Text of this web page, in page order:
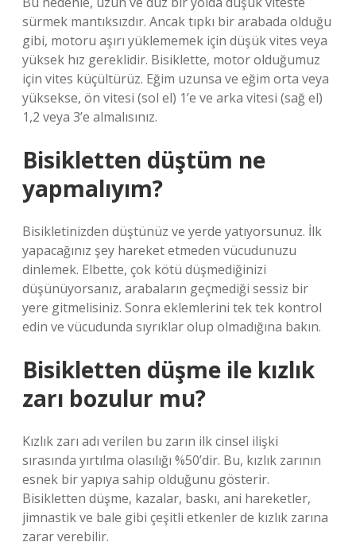
sürmek mantıksızdır. Ancak tıpkı bir arabada olduğu
gibi, motoru aşırı yüklememek için düşük vites veya
yüksek hız gereklidir. Bisiklette, motor olduğumuz
için vites küçültürüz. Eğim uzunsa ve eğim orta veya
yüksekse, ön vitesi (sol el) 1’e ve arka vitesi (sağ el)
1,2 veya 3’e almalısınız.
Bisikletten düştüm ne
yapmalıyım?
Bisikletinizden düştünüz ve yerde yatıyorsunuz. İlk
yapacağınız şey hareket etmeden vücudunuzu
dinlemek. Elbette, çok kötü düşmediğinizi
düşünüyorsanız, arabaların geçmediği sessiz bir
yere gitmelisiniz. Sonra eklemlerini tek tek kontrol
edin ve vücudunda sıyrıklar olup olmadığına bakın.
Bisikletten düşme ile kızlık
zarı bozulur mu?
Kızlık zarı adı verilen bu zarın ilk cinsel ilişki
sırasında yırtılma olasılığı %50’dir. Bu, kızlık zarının
esnek bir yapıya sahip olduğunu gösterir.
Bisikletten düşme, kazalar, baskı, ani hareketler,
jimnastik ve bale gibi çeşitli etkenler de kızlık zarına
zarar verebilir.